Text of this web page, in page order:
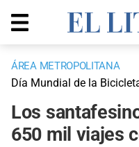
ÁREA METROPOLITANA
Día Mundial de la
Los
650 mil viajes